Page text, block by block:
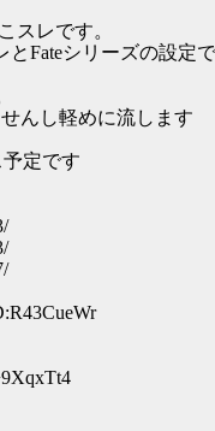
スレです。
Fateシリーズの設定
んし軽めに流します
定です